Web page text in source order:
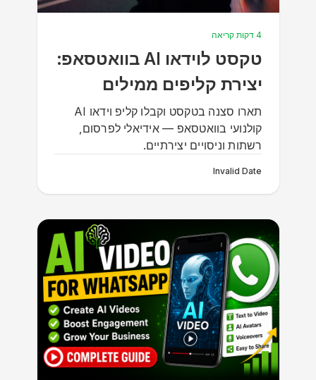
4 דקות קריאה
טקסט לוידאו AI בוואטסאפ:
יצירת קליפים ממילים
תארו סצנה בטקסט וקבלו קליפ וידאו AI
קולנועי בוואטסאפ — אידיאלי לפרסום,
רשתות וניסויים יצירתיים.
Invalid Date